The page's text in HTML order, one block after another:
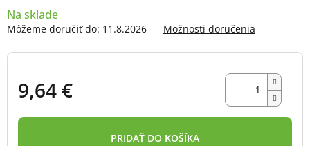
Na sklade
Môžeme doručiť do: 11.8.2026 Možnosti doručenia
9,64 €
cena:
PRIDAŤ DO KOŠÍKA